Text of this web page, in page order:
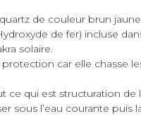
de couleur brun
de fer) incluse
solaire.
car elle chasse
ce qui est structuration
sous l’eau courante